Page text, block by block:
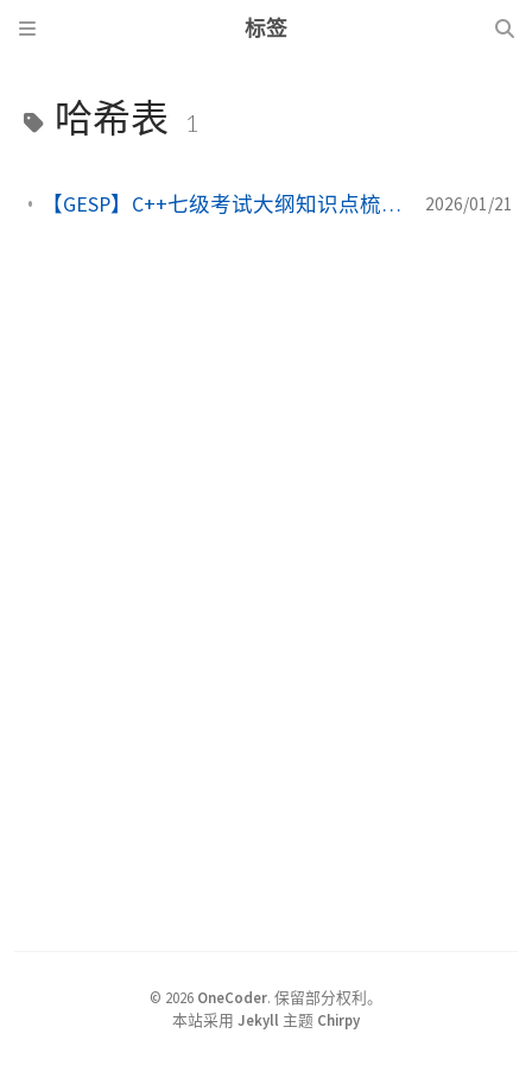
标签
哈希表 1
【GESP】C++七级考试大纲知识点梳理 (4) 哈希表：概念、实现与应用 2026/01/21
© 2026 OneCoder. 保留部分权利。
本站采用 Jekyll 主题 Chirpy